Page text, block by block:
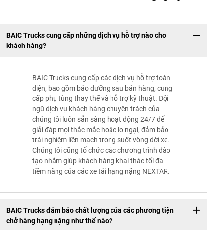
BAIC Trucks cung cấp những dịch vụ hỗ trợ nào cho
khách hàng?
BAIC Trucks cung cấp các dịch vụ hỗ trợ toàn
diện, bao gồm bảo dưỡng sau bán hàng, cung
cấp phụ tùng thay thế và hỗ trợ kỹ thuật. Đội
ngũ dịch vụ khách hàng chuyên trách của
chúng tôi luôn sẵn sàng hoạt động 24/7 để
giải đáp mọi thắc mắc hoặc lo ngại, đảm bảo
trải nghiệm liền mạch trong suốt vòng đời xe.
Chúng tôi cũng tổ chức các chương trình đào
tạo nhằm giúp khách hàng khai thác tối đa
tiềm năng của các xe tải hạng nặng NEXTAR.
BAIC Trucks đảm bảo chất lượng của các phương tiện
chở hàng hạng nặng như thế nào?